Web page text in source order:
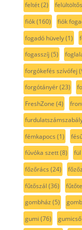
feltét(2)
fiók(160) fiók
fogadó hüvely(1)
fogasszíj (5)
forgókefés szívófej
forgótányér(23)
FreshZone (4)
fémkapocs (1)
fúvóka szett(8) fül
főzőrács (24)
fűtőszál (36)
gombház (5)
gumi (76) gumicső